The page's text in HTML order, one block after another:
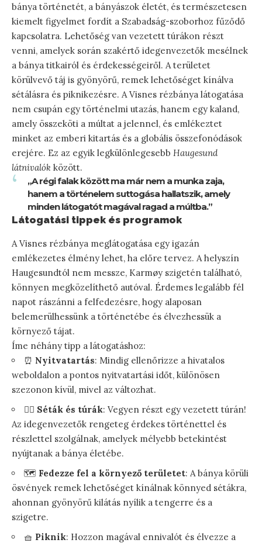
bánya történetét, a bányászok életét, és természetesen
kiemelt figyelmet fordít a Szabadság-szoborhoz fűződő
kapcsolatra. Lehetőség van vezetett túrákon részt
venni, amelyek során szakértő idegenvezetők mesélnek
a bánya titkairól és érdekességeiről. A területet
körülvevő táj is gyönyörű, remek lehetőséget kínálva
sétálásra és piknikezésre. A Visnes rézbánya látogatása
nem csupán egy történelmi utazás, hanem egy kaland,
amely összeköti a múltat a jelennel, és emlékeztet
minket az emberi kitartás és a globális összefonódások
erejére. Ez az egyik legkülönlegesebb Haugesund
látnivalók között.
„A régi falak között ma már nem a munka zaja,
hanem a történelem suttogása hallatszik, amely
minden látogatót magával ragad a múltba.”
Látogatási tippek és programok
A Visnes rézbánya meglátogatása egy igazán
emlékezetes élmény lehet, ha előre tervez. A helyszín
Haugesundtól nem messze, Karmøy szigetén található,
könnyen megközelíthető autóval. Érdemes legalább fél
napot rászánni a felfedezésre, hogy alaposan
belemerülhessünk a történetébe és élvezhessük a
környező tájat.
Íme néhány tipp a látogatáshoz:
⏰ Nyitvatartás: Mindig ellenőrizze a hivatalos
weboldalon a pontos nyitvatartási időt, különösen
szezonon kívül, mivel az változhat.
🚶‍♀️ Séták és túrák: Vegyen részt egy vezetett túrán!
Az idegenvezetők rengeteg érdekes történettel és
részlettel szolgálnak, amelyek mélyebb betekintést
nyújtanak a bánya életébe.
🗺️ Fedezze fel a környező területet: A bánya körüli
ösvények remek lehetőséget kínálnak könnyed sétákra,
ahonnan gyönyörű kilátás nyílik a tengerre és a
szigetre.
🧺 Piknik: Hozzon magával ennivalót és élvezze a